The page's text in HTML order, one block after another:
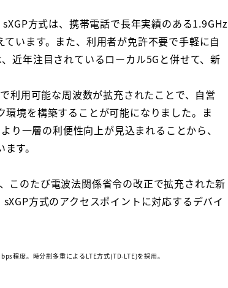
方式は、携帯電話で長年実績のある1.9GHz
います。また、利用者が免許不要で手軽に自
近年注目されているローカル5Gと併せて、新
利用可能な周波数が拡充されたことで、自営
境を構築することが可能になりました。ま
一層の利便性向上が見込まれることから、
す。
このたび電波法関係省令の改正で拡充された新
方式のアクセスポイントに対応するデバイ
度。時分割多重によるLTE方式(TD-LTE)を採用。